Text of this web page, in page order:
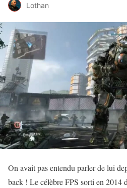
Lothan
On avait pas entendu parler de lui
back ! Le célèbre FPS sorti en 2014